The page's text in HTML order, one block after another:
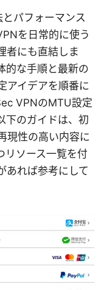
パフォーマンス
を日常的に使う
者にも直結しま
的な手順と最新の
アイデアを順番に
VPNのMTU設定
下のガイドは、初
現性の高い内容に
リソース一覧を付
あれば参考にして